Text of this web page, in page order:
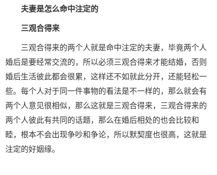
夫妻是怎么命中注定的
三观合得来
三观合得来的两个人就是命中注定的夫妻，毕竟两个人
婚后是要经常交流的，所以必须三观合得来才能结婚，否则
婚后生活彼此都会很累，这样还不如就此分开，还能轻松一
些。每个人对于同一件事物的看法是不一样的，那么就会有
两个人意见很相似，那么这就是三观合得来，三观合得来的
两个人彼此有共同的话题，那么在婚后相处的也会比较和
睦，根本不会出现争吵和争论，所以默契度也很高，这就是
注定的好姻缘。